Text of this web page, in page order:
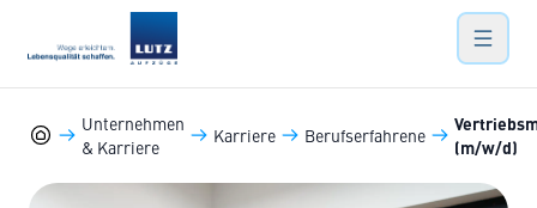
Lutz Aufzüge
Lutz Aufzüge
Unternehmen
& Karriere
Karriere Berufserfahrene
(m/w/d)